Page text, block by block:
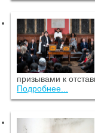
призывами к
Подробнее...